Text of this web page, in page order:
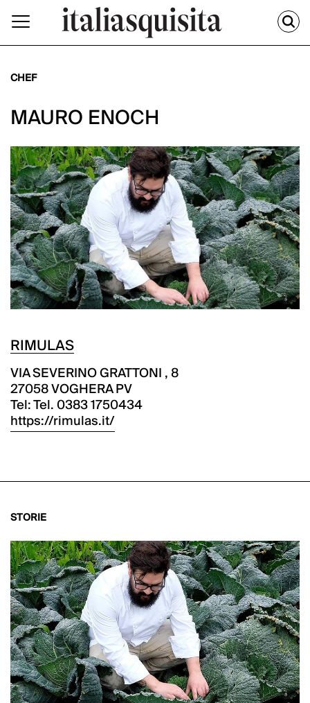
CHEF
MAURO ENOCH
RIMULAS
VIA SEVERINO GRATTONI , 8
27058 VOGHERA PV
Tel: Tel. 0383 1750434
https://rimulas.it/
STORIE